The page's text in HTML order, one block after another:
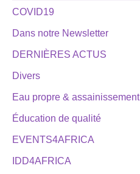
COVID19
Dans notre Newsletter
DERNIÈRES ACTUS
Divers
Eau propre & assainissement
Éducation de qualité
EVENTS4AFRICA
IDD4AFRICA